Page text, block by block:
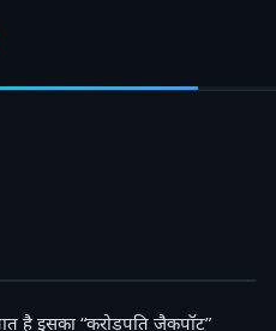
है इसका “करोड़पति जैकपॉट”